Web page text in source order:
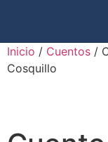
Inicio / Cuentos /
Cosquillo